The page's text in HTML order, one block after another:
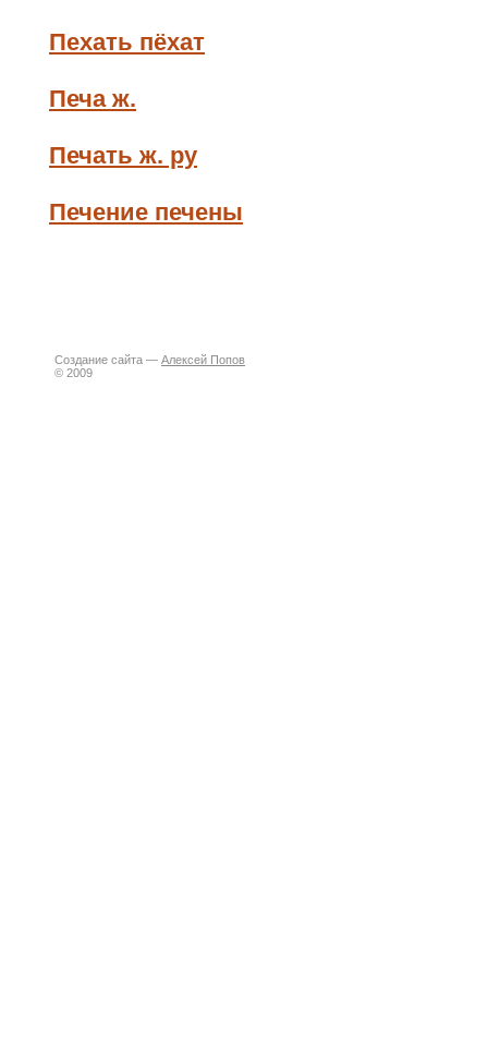
Пехать пёхат
Печа ж.
Печать ж. ру
Печение печены
Создание сайта — Алексей Попов
© 2009